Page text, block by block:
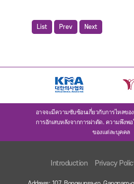
List Prev Next
อาจจะมีความซับซ้อนเกี่ยวกับการไหลขอ
การอักเสบหลังจากการผ่าตัด. ความพึงพ
ของแต่ละบุคคล
Introduction Privacy